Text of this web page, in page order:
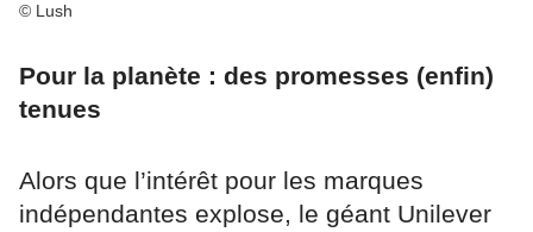
© Lush
Pour la planète : des promesses (enfin)
tenues
Alors que l’intérêt pour les marques
indépendantes explose, le géant Unilever